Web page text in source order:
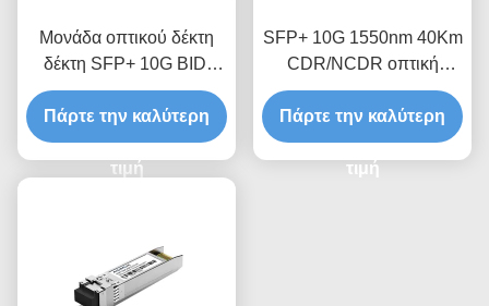
Μονάδα οπτικού δέκτη
δέκτη SFP+ 10G BIDI
10Km
Πάρτε την καλύτερη
τιμή
SFP+ 10G 1550nm 40Km
CDR/NCDR οπτική
μονάδα δέκτη
Πάρτε την καλύτερη
τιμή